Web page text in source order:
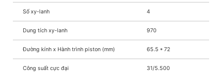
Số xy-lanh 4
Dung tích xy-lanh 970
Đường kính x Hành trình piston (mm) 65.5 * 72
Công suất cực đại 31/5.500